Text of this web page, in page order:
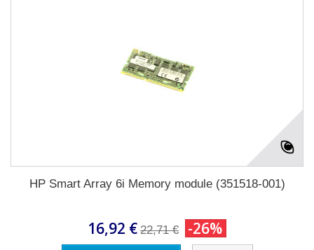
HP Smart Array 6i Memory module (351518-001)
16,92 € 22,71 € -26%